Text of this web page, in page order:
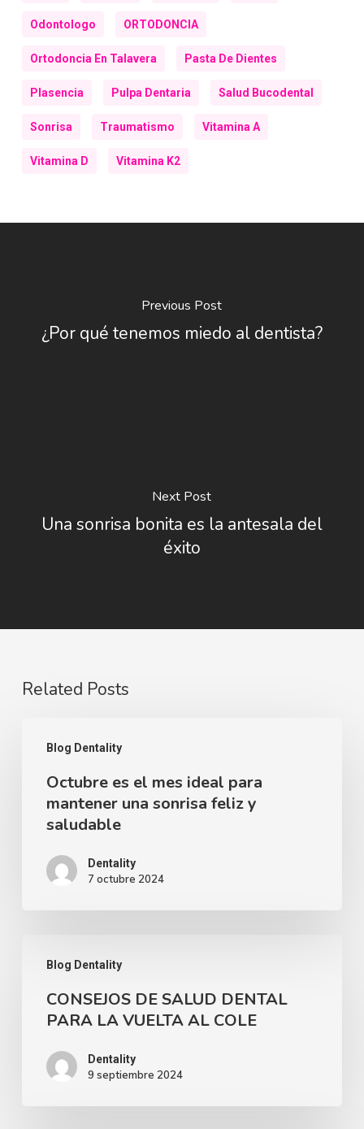
Odontologo ORTODONCIA
Ortodoncia En Talavera Pasta De Dientes
Plasencia Pulpa Dentaria Salud Bucodental
Sonrisa Traumatismo Vitamina A
Vitamina D Vitamina K2
Previous Post
¿Por qué tenemos miedo al dentista?
Next Post
Una sonrisa bonita es la antesala del
éxito
Related Posts
Blog Dentality
ideal
para
mantener
saludable
Octubre es el mes ideal para
mantener una sonrisa feliz y
saludable
Dentality
7 octubre 2024
Blog Dentality
SALUD
DENTAL
PARA
VUELTA
CONSEJOS DE SALUD DENTAL
PARA LA VUELTA AL COLE
Dentality
9 septiembre 2024